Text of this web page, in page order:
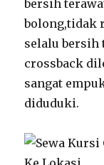
bersih
bolong,tidak
selalu bersih
crossback
sangat
diduduki.